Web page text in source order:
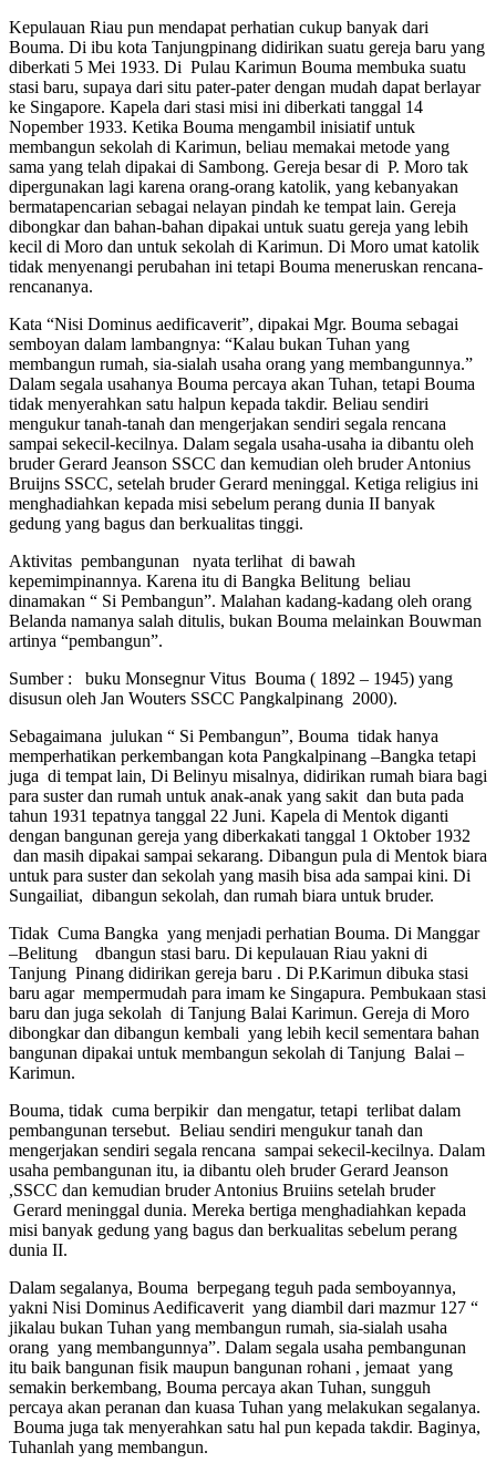
Kepulauan Riau pun mendapat perhatian cukup banyak dari
Bouma. Di ibu kota Tanjungpinang didirikan suatu gereja baru yang
diberkati 5 Mei 1933. Di Pulau Karimun Bouma membuka suatu
stasi baru, supaya dari situ pater-pater dengan mudah dapat berlayar
ke Singapore. Kapela dari stasi misi ini diberkati tanggal 14
Nopember 1933. Ketika Bouma mengambil inisiatif untuk
membangun sekolah di Karimun, beliau memakai metode yang
sama yang telah dipakai di Sambong. Gereja besar di P. Moro tak
dipergunakan lagi karena orang-orang katolik, yang kebanyakan
bermatapencarian sebagai nelayan pindah ke tempat lain. Gereja
dibongkar dan bahan-bahan dipakai untuk suatu gereja yang lebih
kecil di Moro dan untuk sekolah di Karimun. Di Moro umat katolik
tidak menyenangi perubahan ini tetapi Bouma meneruskan rencana-
rencananya.
Kata “Nisi Dominus aedificaverit”, dipakai Mgr. Bouma sebagai
semboyan dalam lambangnya: “Kalau bukan Tuhan yang
membangun rumah, sia-sialah usaha orang yang membangunnya.”
Dalam segala usahanya Bouma percaya akan Tuhan, tetapi Bouma
tidak menyerahkan satu halpun kepada takdir. Beliau sendiri
mengukur tanah-tanah dan mengerjakan sendiri segala rencana
sampai sekecil-kecilnya. Dalam segala usaha-usaha ia dibantu oleh
bruder Gerard Jeanson SSCC dan kemudian oleh bruder Antonius
Bruijns SSCC, setelah bruder Gerard meninggal. Ketiga religius ini
menghadiahkan kepada misi sebelum perang dunia II banyak
gedung yang bagus dan berkualitas tinggi.
Aktivitas pembangunan nyata terlihat di bawah
kepemimpinannya. Karena itu di Bangka Belitung beliau
dinamakan “ Si Pembangun”. Malahan kadang-kadang oleh orang
Belanda namanya salah ditulis, bukan Bouma melainkan Bouwman
artinya “pembangun”.
Sumber : buku Monsegnur Vitus Bouma ( 1892 – 1945) yang
disusun oleh Jan Wouters SSCC Pangkalpinang 2000).
Sebagaimana julukan “ Si Pembangun”, Bouma tidak hanya
memperhatikan perkembangan kota Pangkalpinang –Bangka tetapi
juga di tempat lain, Di Belinyu misalnya, didirikan rumah biara bagi
para suster dan rumah untuk anak-anak yang sakit dan buta pada
tahun 1931 tepatnya tanggal 22 Juni. Kapela di Mentok diganti
dengan bangunan gereja yang diberkakati tanggal 1 Oktober 1932
dan masih dipakai sampai sekarang. Dibangun pula di Mentok biara
untuk para suster dan sekolah yang masih bisa ada sampai kini. Di
Sungailiat, dibangun sekolah, dan rumah biara untuk bruder.
Tidak Cuma Bangka yang menjadi perhatian Bouma. Di Manggar
–Belitung dbangun stasi baru. Di kepulauan Riau yakni di
Tanjung Pinang didirikan gereja baru . Di P.Karimun dibuka stasi
baru agar mempermudah para imam ke Singapura. Pembukaan stasi
baru dan juga sekolah di Tanjung Balai Karimun. Gereja di Moro
dibongkar dan dibangun kembali yang lebih kecil sementara bahan
bangunan dipakai untuk membangun sekolah di Tanjung Balai –
Karimun.
Bouma, tidak cuma berpikir dan mengatur, tetapi terlibat dalam
pembangunan tersebut. Beliau sendiri mengukur tanah dan
mengerjakan sendiri segala rencana sampai sekecil-kecilnya. Dalam
usaha pembangunan itu, ia dibantu oleh bruder Gerard Jeanson
,SSCC dan kemudian bruder Antonius Bruiins setelah bruder
Gerard meninggal dunia. Mereka bertiga menghadiahkan kepada
misi banyak gedung yang bagus dan berkualitas sebelum perang
dunia II.
Dalam segalanya, Bouma berpegang teguh pada semboyannya,
yakni Nisi Dominus Aedificaverit yang diambil dari mazmur 127 “
jikalau bukan Tuhan yang membangun rumah, sia-sialah usaha
orang yang membangunnya”. Dalam segala usaha pembangunan
itu baik bangunan fisik maupun bangunan rohani , jemaat yang
semakin berkembang, Bouma percaya akan Tuhan, sungguh
percaya akan peranan dan kuasa Tuhan yang melakukan segalanya.
Bouma juga tak menyerahkan satu hal pun kepada takdir. Baginya,
Tuhanlah yang membangun.